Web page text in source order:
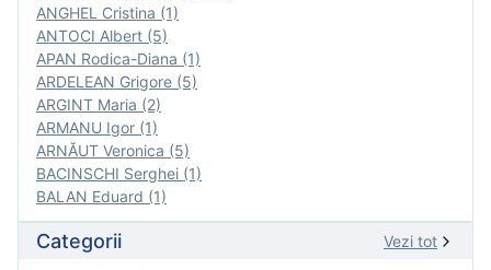
ANGHEL Cristina (1)
ANTOCI Albert (5)
APAN Rodica-Diana (1)
ARDELEAN Grigore (5)
ARGINT Maria (2)
ARMANU Igor (1)
ARNĂUT Veronica (5)
BACINSCHI Serghei (1)
BALAN Eduard (1)
Categorii Vezi tot